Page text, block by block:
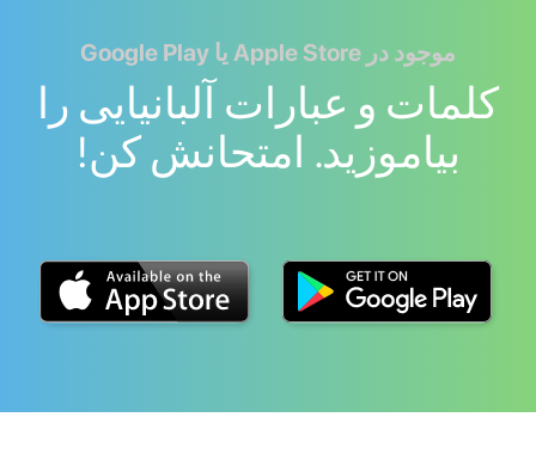
موجود در Apple Store یا Google Play
کلمات و عبارات آلبانیایی را
بیاموزید. امتحانش کن!